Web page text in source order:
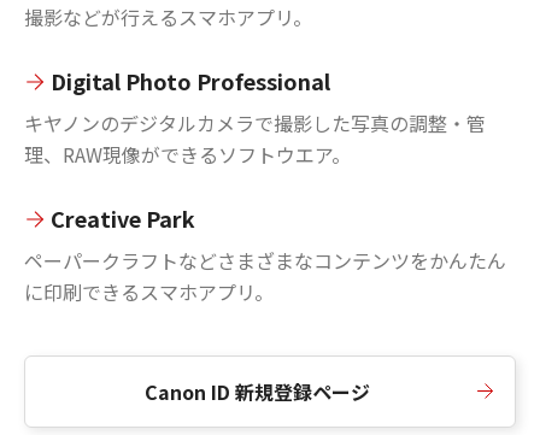
撮影などが行えるスマホアプリ。
Digital Photo Professional
キヤノンのデジタルカメラで撮影した写真の調整・管
理、RAW現像ができるソフトウエア。
Creative Park
ペーパークラフトなどさまざまなコンテンツをかんたん
に印刷できるスマホアプリ。
Canon ID 新規登録ページ